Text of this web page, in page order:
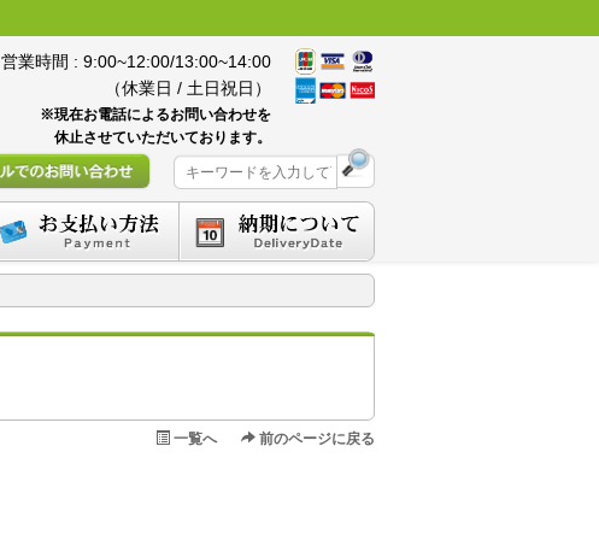
営業時間 : 9:00~12:00/13:00~14:00
（休業日 / 土日祝日）
※現在お電話によるお問い合わせを
休止させていただいております。
一覧へ 前のページに戻る